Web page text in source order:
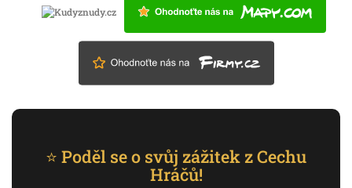
⭐ Poděl se o svůj zážitek z Cechu
Hráčů!